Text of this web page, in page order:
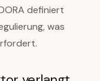
definiert
was